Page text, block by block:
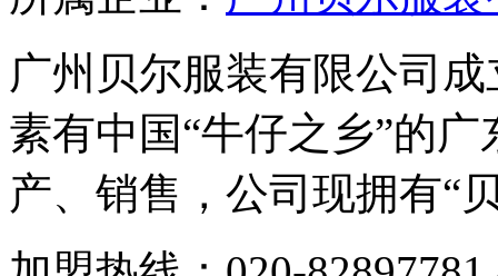
广州贝尔服装有限公司
素有中国“牛仔之乡”的
产、销售，公司现拥有“